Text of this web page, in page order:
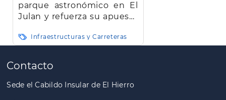
parque astronómico en El
Julan y refuerza su apuesta
Infraestructuras y Carreteras
Paginación
Contacto
Sede el Cabildo Insular de El Hierro